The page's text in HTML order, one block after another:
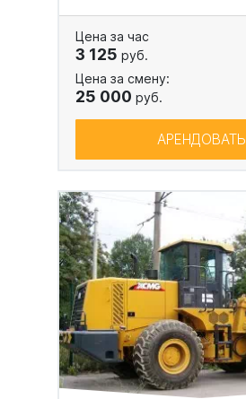
Цена за час
3 125 руб.
Цена за смену:
25 000 руб.
АРЕНДОВАТЬ